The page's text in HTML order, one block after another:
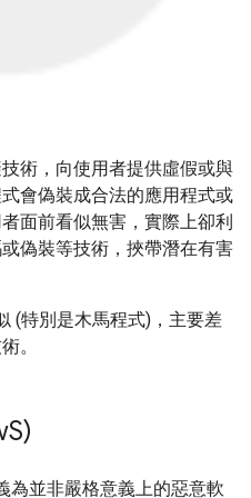
術，向使用者提供虛假或與
會偽裝成合法的應用程式或
面前看似無害，實際上卻利
偽裝等技術，挾帶潛在有害
(特別是木馬程式)，主要差
。
S)
為並非嚴格意義上的惡意軟